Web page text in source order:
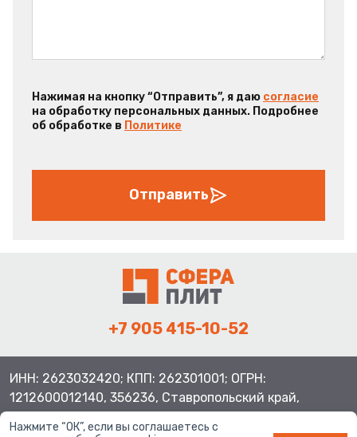
Нажимая на кнопку “Отправить”, я даю согласие
на обработку персональных данных. Подробнее
об обработке в Политике
Отправить
+7 905 415-10-52
ИНН: 2623032420; КПП: 262301001; ОГРН:
1212600012140, 356236, Ставропольский край,
Нажмите “ОК”, если вы соглашаетесь с